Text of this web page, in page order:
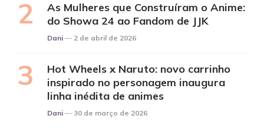
As Mulheres que Construíram o Anime:
do Showa 24 ao Fandom de JJK
Posted
Dani 2 de abril de 2026
Hot Wheels x Naruto: novo carrinho
inspirado no personagem inaugura
linha inédita de animes
Posted
Dani 30 de março de 2026